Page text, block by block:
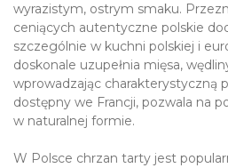
wyrazistym, ostrym smaku.
ceniących autentyczne polskie
szczególnie w kuchni polskiej i
doskonale uzupełnia mięsa,
wprowadzając charakterystyczną
dostępny we Francji, pozwala na
w naturalnej formie.
W Polsce chrzan tarty jest